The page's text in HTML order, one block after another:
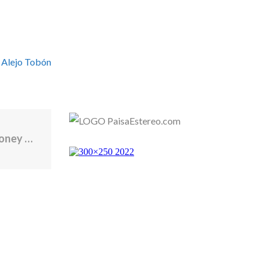
Tobón
Which state employees made the most money in Rhode Island and Massachusetts